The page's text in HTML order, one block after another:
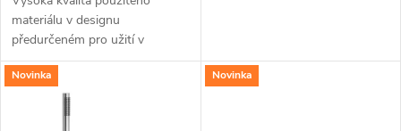
t
ů
k
t
ů
materiálu v designu
předurčeném pro užití v
industriálně laděné koupelně -
to je charakteristika série
MINIMAL. Nerez ocel je již na
pohled luxusně a...
Novinka Novinka